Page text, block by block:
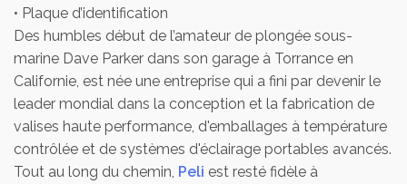
• Plaque d’identification
Des humbles début de l’amateur de plongée sous-
marine Dave Parker dans son garage à Torrance en
Californie, est née une entreprise qui a fini par devenir le
leader mondial dans la conception et la fabrication de
valises haute performance, d'emballages à température
contrôlée et de systèmes d'éclairage portables avancés.
Tout au long du chemin, Peli est resté fidèle à